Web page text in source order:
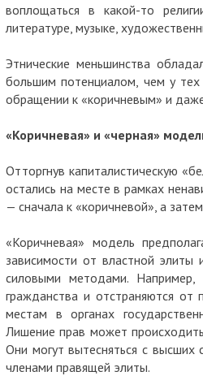
воплощаться в какой-то
литературе, музыке,
Этнические меньшинства
большим потенциалом, чем у тех
обращении к «коричневым» и
«Коричневая» и «черная»
Отторгнув капиталистическую
остались на месте в рамках
— сначала к «коричневой», а
«Коричневая» модель
зависимости от властной элиты
силовыми методами.
гражданства и отстраняются от
местам в органах
Лишение прав может
Они могут вытесняться с высших
членами правящей элиты.